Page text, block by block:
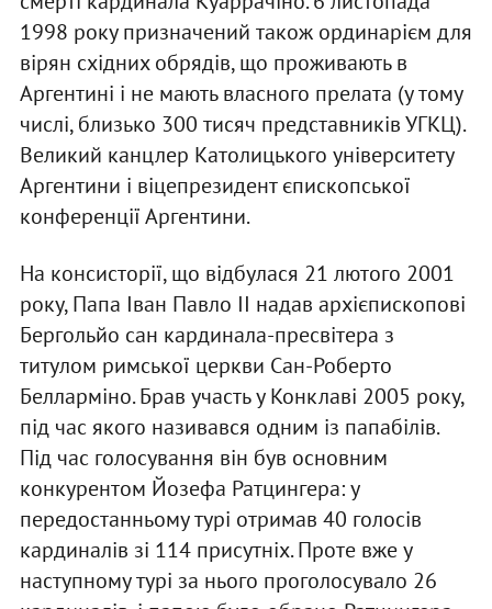
1998 року призначений також ординарієм для
вірян східних обрядів, що проживають в
Аргентині і не мають власного прелата (у тому
числі, близько 300 тисяч представників УГКЦ).
Великий канцлер Католицького університету
Аргентини і віцепрезидент єпископської
конференції Аргентини.
На консисторії, що відбулася 21 лютого 2001
року, Папа Іван Павло II надав архієпископові
Бергольйо сан кардинала-пресвітера з
титулом римської церкви Сан-Роберто
Белларміно. Брав участь у Конклаві 2005 року,
під час якого називався одним із папабілів.
Під час голосування він був основним
конкурентом Йозефа Ратцингера: у
передостанньому турі отримав 40 голосів
кардиналів зі 114 присутніх. Проте вже у
наступному турі за нього проголосувало 26